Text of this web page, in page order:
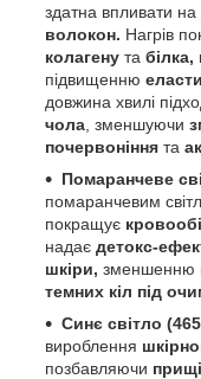
здатна впливати на
волокон. Нагрів
колагену та білка,
підвищенню
довжина хвилі
чола , зменшуючи
почервоніння та
Помаранчеве
помаранчевим
покращує
надає детокс-
шкіри, зменшенню
темних кіл під
Синє світло
вироблення
позбавляючи